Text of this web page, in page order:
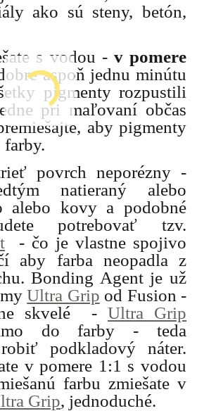
ako sú steny, betón,
s vodou - v pomere
aspoň jednu minútu
pigmenty rozpustili
pri maľovaní občas
aby pigmenty
povrch neporézny -
natieraný alebo
alebo kovy a podobné
potrebovať tzv.
- čo je vlastne spojivo
aby farba neopadla z
Bonding Agent je už
Ultra Grip od Fusion -
skvelé - Ultra Grip
do farby - teda
robiť podkladový náter.
v pomere 1:1 s vodou
farbu zmiešate v
Grip, jednoduché.